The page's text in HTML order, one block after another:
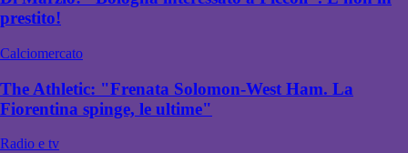
prestito!
Calciomercato
The Athletic: "Frenata Solomon-West Ham. La
Fiorentina spinge, le ultime"
Radio e tv